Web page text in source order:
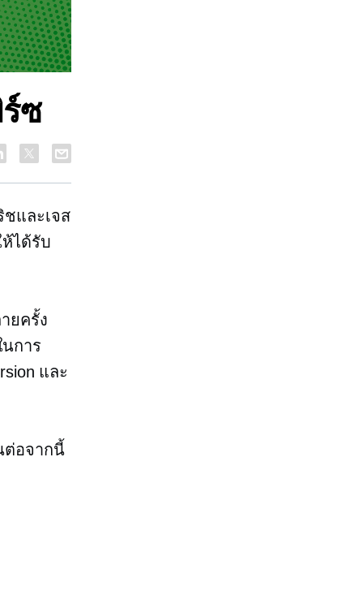
ซ
ชและเจส
ได้รับ
ยครั้ง
การ
และ
ต่อจากนี้